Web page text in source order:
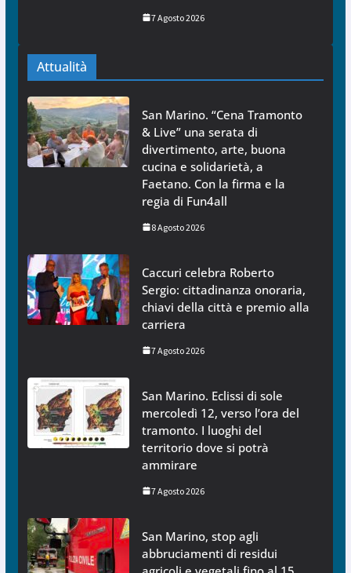
7 Agosto 2026
Attualità
San Marino. “Cena Tramonto
& Live” una serata di
divertimento, arte, buona
cucina e solidarietà, a
Faetano. Con la firma e la
regia di Fun4all
8 Agosto 2026
Caccuri celebra Roberto
Sergio: cittadinanza onoraria,
chiavi della città e premio alla
carriera
7 Agosto 2026
San Marino. Eclissi di sole
mercoledì 12, verso l’ora del
tramonto. I luoghi del
territorio dove si potrà
ammirare
7 Agosto 2026
San Marino, stop agli
abbruciamenti di residui